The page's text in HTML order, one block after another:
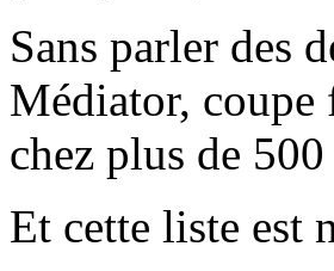
Sans parler des
Médiator, coupe
chez plus de
Et cette liste est